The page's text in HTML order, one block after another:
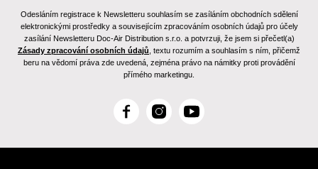
Odesláním registrace k Newsletteru souhlasím se zasíláním obchodních sdělení
elektronickými prostředky a souvisejícím zpracováním osobních údajů pro účely
zasílání Newsletteru Doc-Air Distribution s.r.o. a potvrzuji, že jsem si přečetl(a)
Zásady zpracování osobních údajů , textu rozumím a souhlasím s ním, přičemž
beru na vědomí práva zde uvedená, zejména právo na námitky proti provádění
přímého marketingu.
F
c
I
s
Y
u